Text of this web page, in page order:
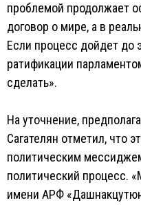
проблемой продолжает
договор о мире, а в
Если процесс дойдет до
ратификации
сделать».
На уточнение,
Сагателян отметил, что
политическим
политический процесс.
имени АРФ